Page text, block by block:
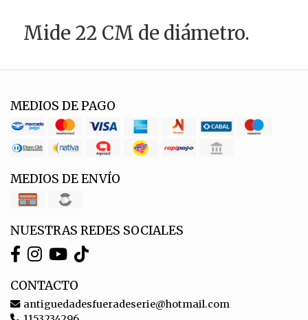
Mide 22 CM de diámetro.
MEDIOS DE PAGO
MEDIOS DE ENVÍO
NUESTRAS REDES SOCIALES
CONTACTO
antiguedadesfueradeserie@hotmail.com